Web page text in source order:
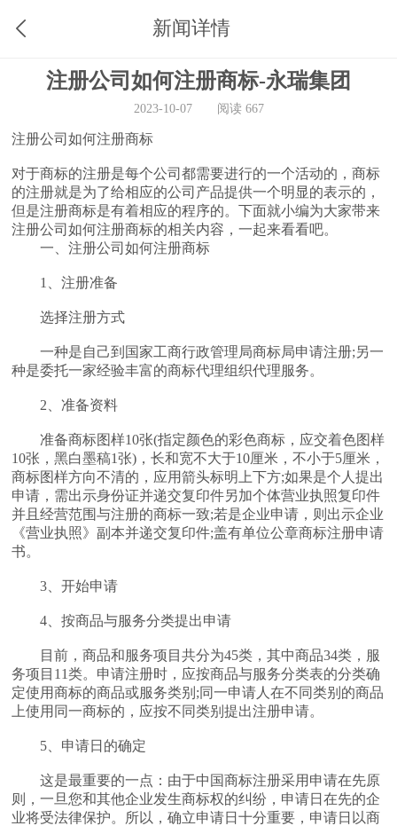
新闻详情
注册公司如何注册商标-永瑞集团
2023-10-07 阅读 667
注册公司如何注册商标
对于商标的注册是每个公司都需要进行的一个活动的，商标
的注册就是为了给相应的公司产品提供一个明显的表示的，
但是注册商标是有着相应的程序的。下面就小编为大家带来
注册公司如何注册商标的相关内容，一起来看看吧。
一、注册公司如何注册商标
1、注册准备
选择注册方式
一种是自己到国家工商行政管理局商标局申请注册;另一
种是委托一家经验丰富的商标代理组织代理服务。
2、准备资料
准备商标图样10张(指定颜色的彩色商标，应交着色图样
10张，黑白墨稿1张)，长和宽不大于10厘米，不小于5厘米，
商标图样方向不清的，应用箭头标明上下方;如果是个人提出
申请，需出示身份证并递交复印件另加个体营业执照复印件
并且经营范围与注册的商标一致;若是企业申请，则出示企业
《营业执照》副本并递交复印件;盖有单位公章商标注册申请
书。
3、开始申请
4、按商品与服务分类提出申请
目前，商品和服务项目共分为45类，其中商品34类，服
务项目11类。申请注册时，应按商品与服务分类表的分类确
定使用商标的商品或服务类别;同一申请人在不同类别的商品
上使用同一商标的，应按不同类别提出注册申请。
5、申请日的确定
这是最重要的一点：由于中国商标注册采用申请在先原
则，一旦您和其他企业发生商标权的纠纷，申请日在先的企
业将受法律保护。所以，确立申请日十分重要，申请日以商